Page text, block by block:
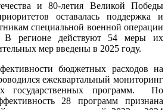
и 80-летия Великой Победы
оставалась поддержка и
специальной военной операции
регионе действуют 54 меры их
мер введены в 2025 году.
бюджетных расходов на
ежеквартальный мониторинг
государственных программ. По
28 программ признана